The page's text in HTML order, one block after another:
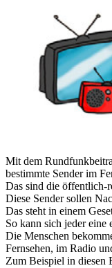
Mit dem
bestimmte Sender im
Das sind die öffentlich-
Diese Sender sollen
Das steht in einem
So kann sich jeder eine
Die Menschen
Fernsehen, im Radio
Zum Beispiel in diesen